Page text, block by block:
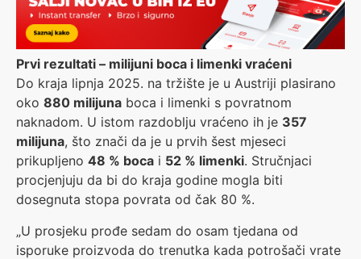
Prvi rezultati – milijuni boca i limenki vraćeni
Do kraja lipnja 2025. na tržište je u Austriji plasirano
oko 880 milijuna boca i limenki s povratnom
naknadom. U istom razdoblju vraćeno ih je 357
milijuna, što znači da je u prvih šest mjeseci
prikupljeno 48 % boca i 52 % limenki. Stručnjaci
procjenjuju da bi do kraja godine mogla biti
dosegnuta stopa povrata od čak 80 %.
„U prosjeku prođe sedam do osam tjedana od
isporuke proizvoda do trenutka kada potrošači vrate